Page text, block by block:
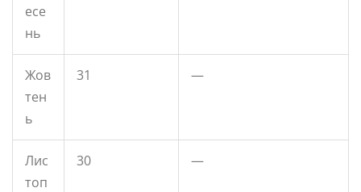
есе
нь
Жов
тен
ь
31 —
Лис
топ
30 —